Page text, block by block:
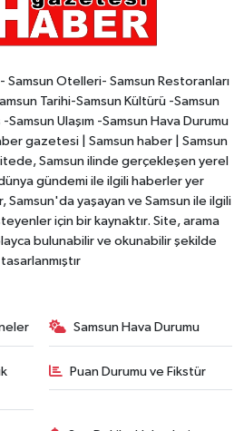
Samsun Otelleri- Samsun Restoranları
Tarihi-Samsun Kültürü -Samsun
Samsun Ulaşım -Samsun Hava Durumu
gazetesi | Samsun haber | Samsun
Samsun ilinde gerçekleşen yerel
gündemi ile ilgili haberler yer
Samsun'da yaşayan ve Samsun ile ilgili
için bir kaynaktır. Site, arama
bulunabilir ve okunabilir şekilde
tasarlanmıştır
Samsun Hava Durumu
Puan Durumu ve Fikstür